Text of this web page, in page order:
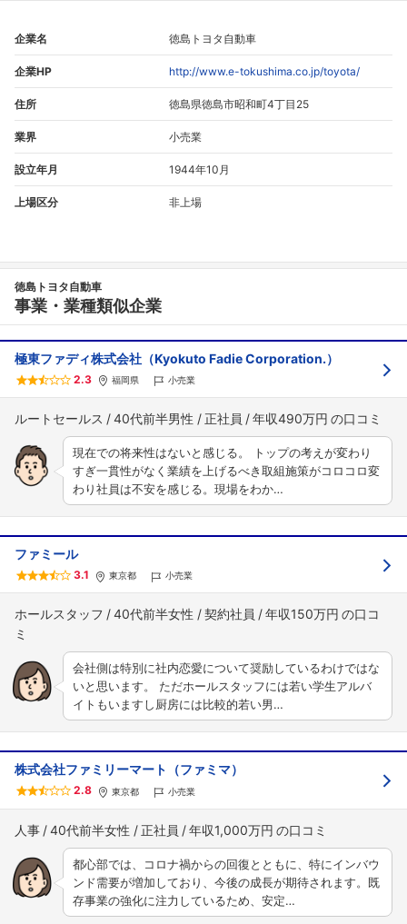
企業名 徳島トヨタ自動車
企業HP http://www.e-tokushima.co.jp/toyota/
住所 徳島県徳島市昭和町4丁目25
業界 小売業
設立年月 1944年10月
上場区分 非上場
徳島トヨタ自動車
事業・業種類似企業
極東ファディ株式会社（Kyokuto Fadie Corporation.）
2.3 福岡県 小売業
ルートセールス 40代前半男性 正社員 年収490万円
現在での将来性はないと感じる。 トップの考えが変わり
すぎ一貫性がなく業績を上げるべき取組施策がコロコロ変
わり社員は不安を感じる。現場をわか…
ファミール
3.1 東京都 小売業
ホールスタッフ 40代前半女性 契約社員 年収150万円
会社側は特別に社内恋愛について奨励しているわけではな
いと思います。 ただホールスタッフには若い学生アルバ
イトもいますし厨房には比較的若い男…
株式会社ファミリーマート（ファミマ）
2.8 東京都 小売業
人事 40代前半女性 正社員 年収1,000万円
都心部では、コロナ禍からの回復とともに、特にインバウ
ンド需要が増加しており、今後の成長が期待されます。既
存事業の強化に注力しているため、安定…